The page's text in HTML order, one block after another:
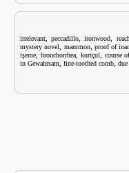
irrelevant ,peccadillo ,ironwood
mystery novel
mammon,proof of
işeme
bronchorrhea, kurtçul course
in Gewahrsam
fine-toothed comb